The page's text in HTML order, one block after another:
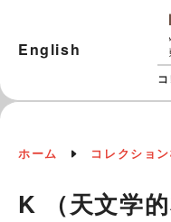
English
ホーム コレクショ
K （天文学